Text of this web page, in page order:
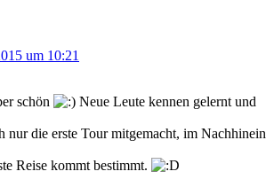
um 10:21
schön
Neue Leute kennen gelernt und
nur die erste Tour mitgemacht, im Nachhinein
Reise kommt bestimmt.